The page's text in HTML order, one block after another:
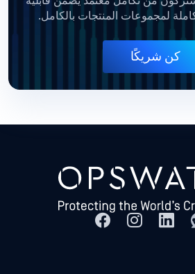
لمجموعات المنتجات بالكامل.
كن شريكًا